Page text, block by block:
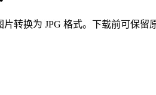
转换为 JPG 格式。下载前可保留